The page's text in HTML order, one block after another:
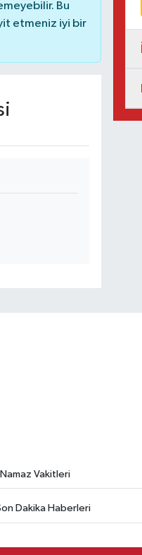
Bu
etmeniz iyi bir
Namaz Vakitleri
Dakika Haberleri